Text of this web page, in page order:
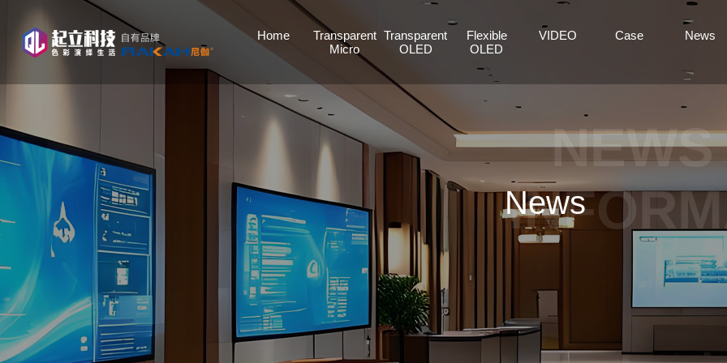
Home
Transparent
Micro
Transparent
OLED
Flexible
OLED
VIDEO Case News
News